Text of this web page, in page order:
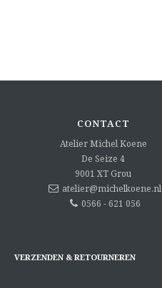
CONTACT
Atelier Michel Koene
De Seize 4
9001 XT Grou
atelier@michelkoene.nl
0566 - 621 056
VERZENDEN & RETOURNEREN